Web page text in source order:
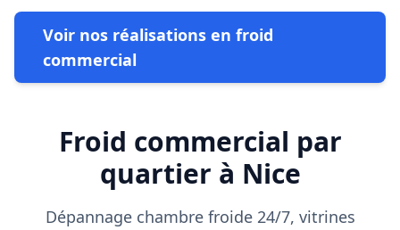
Voir nos réalisations en froid
commercial
Froid commercial par
quartier à Nice
Dépannage chambre froide 24/7, vitrines